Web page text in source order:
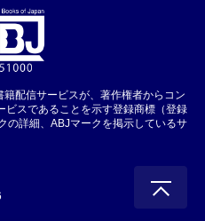
配信サービスが、著作権者からコン
ビスであることを示す登録商標（登録
の詳細、ABJマークを掲示しているサ